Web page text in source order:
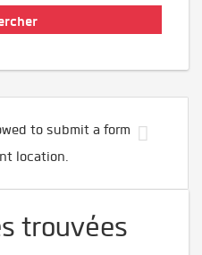
to submit a form
location.
trouvées